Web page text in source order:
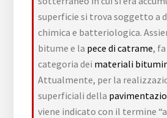
superficie si trova soggetto a
chimica e batteriologica.
bitume e la pece di catrame,
categoria dei materiali
Attualmente, per la
superficiali della
viene indicato con il termine